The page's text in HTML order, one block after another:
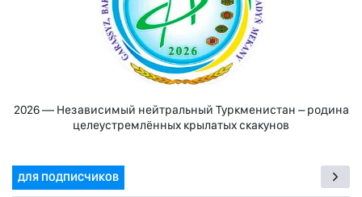
2026 — Независимый нейтральный Туркменистан – родина
целеустремлённых крылатых скакунов
ДЛЯ ПОДПИСЧИКОВ